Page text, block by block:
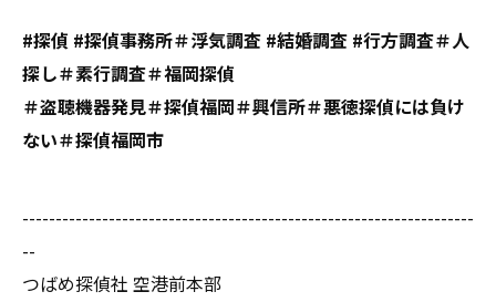
#探偵 #探偵事務所＃浮気調査 #結婚調査 #行方調査＃人
探し＃素行調査＃福岡探偵
＃盗聴機器発見＃探偵福岡＃興信所＃悪徳探偵には負け
ない＃探偵福岡市
--------------------------------------------------------------------
--
つばめ探偵社 空港前本部